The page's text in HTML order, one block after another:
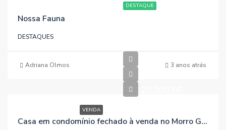
DESTAQUE
Nossa Fauna
DESTAQUES
Adriana Olmos 3 anos atrás
VENDA
R$120.000,00
Casa em condomínio fechado à venda no Morro Grande / Viamão / RS, referência 239